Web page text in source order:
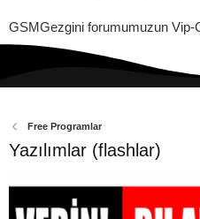
GSMGezgini forumumuzun Vip-
Free Programlar
Yazılımlar (flashlar)